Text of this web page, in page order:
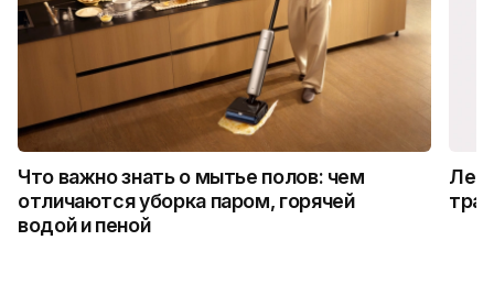
Что важно знать о мытье полов: чем
отличаются уборка паром, горячей
водой и пеной